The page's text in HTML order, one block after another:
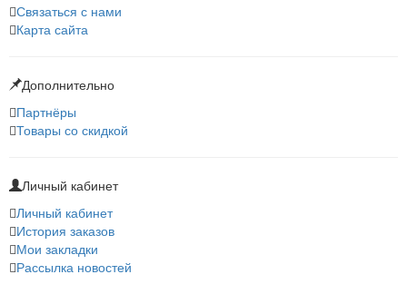
Связаться с нами
Карта сайта
Дополнительно
Партнёры
Товары со скидкой
Личный кабинет
Личный кабинет
История заказов
Мои закладки
Рассылка новостей